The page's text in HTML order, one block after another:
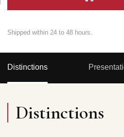
Shipped within 24 to 48 hours.
Distinctions
Distinctions